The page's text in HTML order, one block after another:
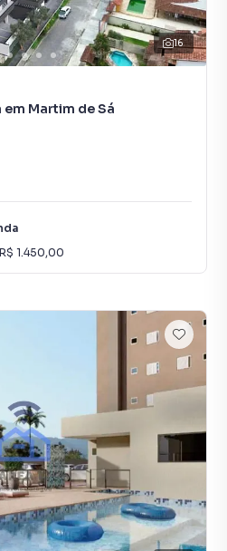
16
Martim de Sá
R$ 1.450,00